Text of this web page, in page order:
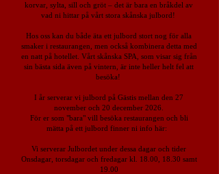
korvar, sylta, sill och gröt – det är bara en bråkdel av
vad ni hittar på vårt stora skånska julbord!
Hos oss kan du både äta ett julbord stort nog för alla
smaker i restaurangen, men också kombinera detta med
en natt på hotellet. Vårt skånska SPA, som visar sig från
sin bästa sida även på vintern, är inte heller helt fel att
besöka!
I år serverar vi julbord på Gästis mellan den 27
november och 20 december 2026.
För er som "bara" vill besöka restaurangen och bli
mätta på ett julbord finner ni info här:
Vi serverar Julbordet under dessa dagar och tider
Onsdagar, torsdagar och fredagar kl. 18.00, 18.30 samt
19.00